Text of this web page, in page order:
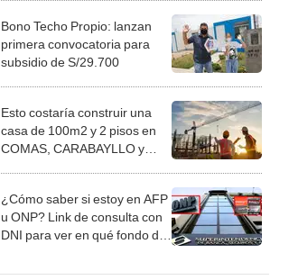
Bono Techo Propio: lanzan
primera convocatoria para
subsidio de S/29.700
Esto costaría construir una
casa de 100m2 y 2 pisos en
COMAS, CARABAYLLO y
¿Cómo saber si estoy en AFP
u ONP? Link de consulta con
DNI para ver en qué fondo de